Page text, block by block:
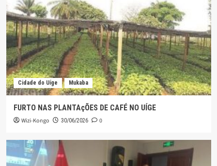
Cidade do Uíge Mukaba
FURTO NAS PLANTAçÕES DE CAFÉ NO UÍGE
Wizi-Kongo 30/06/2026 0